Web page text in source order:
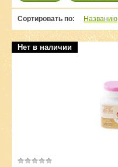
Сортировать по: Названию
Нет в наличии